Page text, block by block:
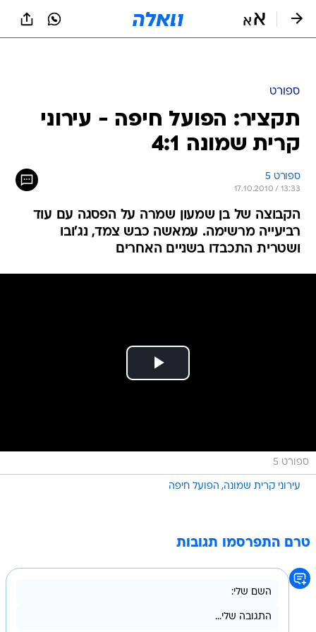
ספורט
תקציר: הפועל חיפה - עירוני
קרית שמונה 4:1
ספורט 5
17.10.2010 / 13:33
הקבוצה של בן שמעון שמרה על הפסגה עם עוד
רביעייה מרשימה. עמאשה כבש צמד, נג'ובו
ושטרית התכבדו בשניים האחרים
ספורט 5
עירוני קרית שמונה הפועל חיפה
טרם התפרסמו תגובות